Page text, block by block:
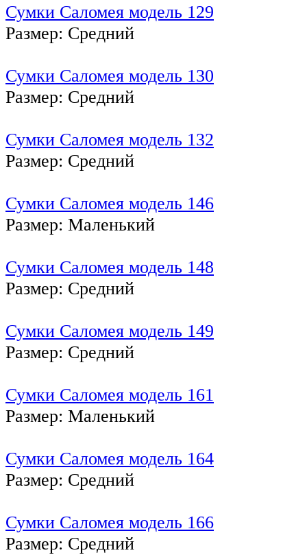
Сумки Саломея модель 129
Размер: Средний
Сумки Саломея модель 130
Размер: Средний
Сумки Саломея модель 132
Размер: Средний
Сумки Саломея модель 146
Размер: Маленький
Сумки Саломея модель 148
Размер: Средний
Сумки Саломея модель 149
Размер: Средний
Сумки Саломея модель 161
Размер: Маленький
Сумки Саломея модель 164
Размер: Средний
Сумки Саломея модель 166
Размер: Средний